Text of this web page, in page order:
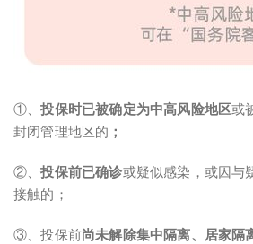
①、投保时已被确定为中高风险地区或
封闭管理地区的 ；
②、投保前已确诊或疑似感染，或因与
接触的；
③、投保前尚未解除集中隔离、居家隔